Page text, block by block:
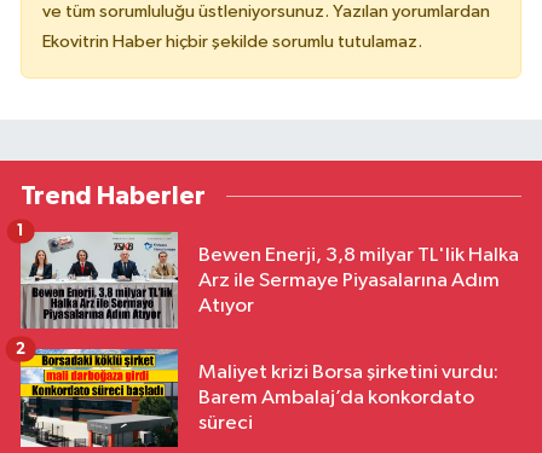
ve tüm sorumluluğu üstleniyorsunuz. Yazılan yorumlardan
Ekovitrin Haber hiçbir şekilde sorumlu tutulamaz.
Trend Haberler
Bewen Enerji, 3,8 milyar TL'lik Halka
Arz ile Sermaye Piyasalarına Adım
Atıyor
1
Maliyet krizi Borsa şirketini vurdu:
Barem Ambalaj’da konkordato
süreci
2